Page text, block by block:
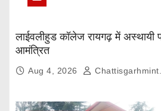
लाईवलीहुड कॉलेज रायगढ़ में अस्थायी
आमंत्रित
Aug 4, 2026